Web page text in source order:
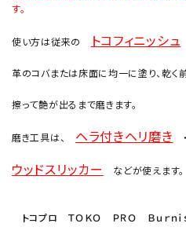
す。
使い方は従来の トコフィニッシュ
革のコバまたは床面に均一に塗り、乾く
擦って艶が出るまで磨きます。
磨き工具は、 ヘラ付きヘリ磨き
ウッドスリッカー などが使えます。
トコプロ ＴＯＫＯ ＰＲＯ Ｂｕｒｎｉ